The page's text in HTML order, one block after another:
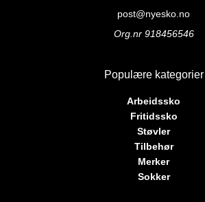
post@nyesko.no
Org.nr 918456546
Populære kategorier
Arbeidssko
Fritidssko
Støvler
Tilbehør
Merker
Sokker